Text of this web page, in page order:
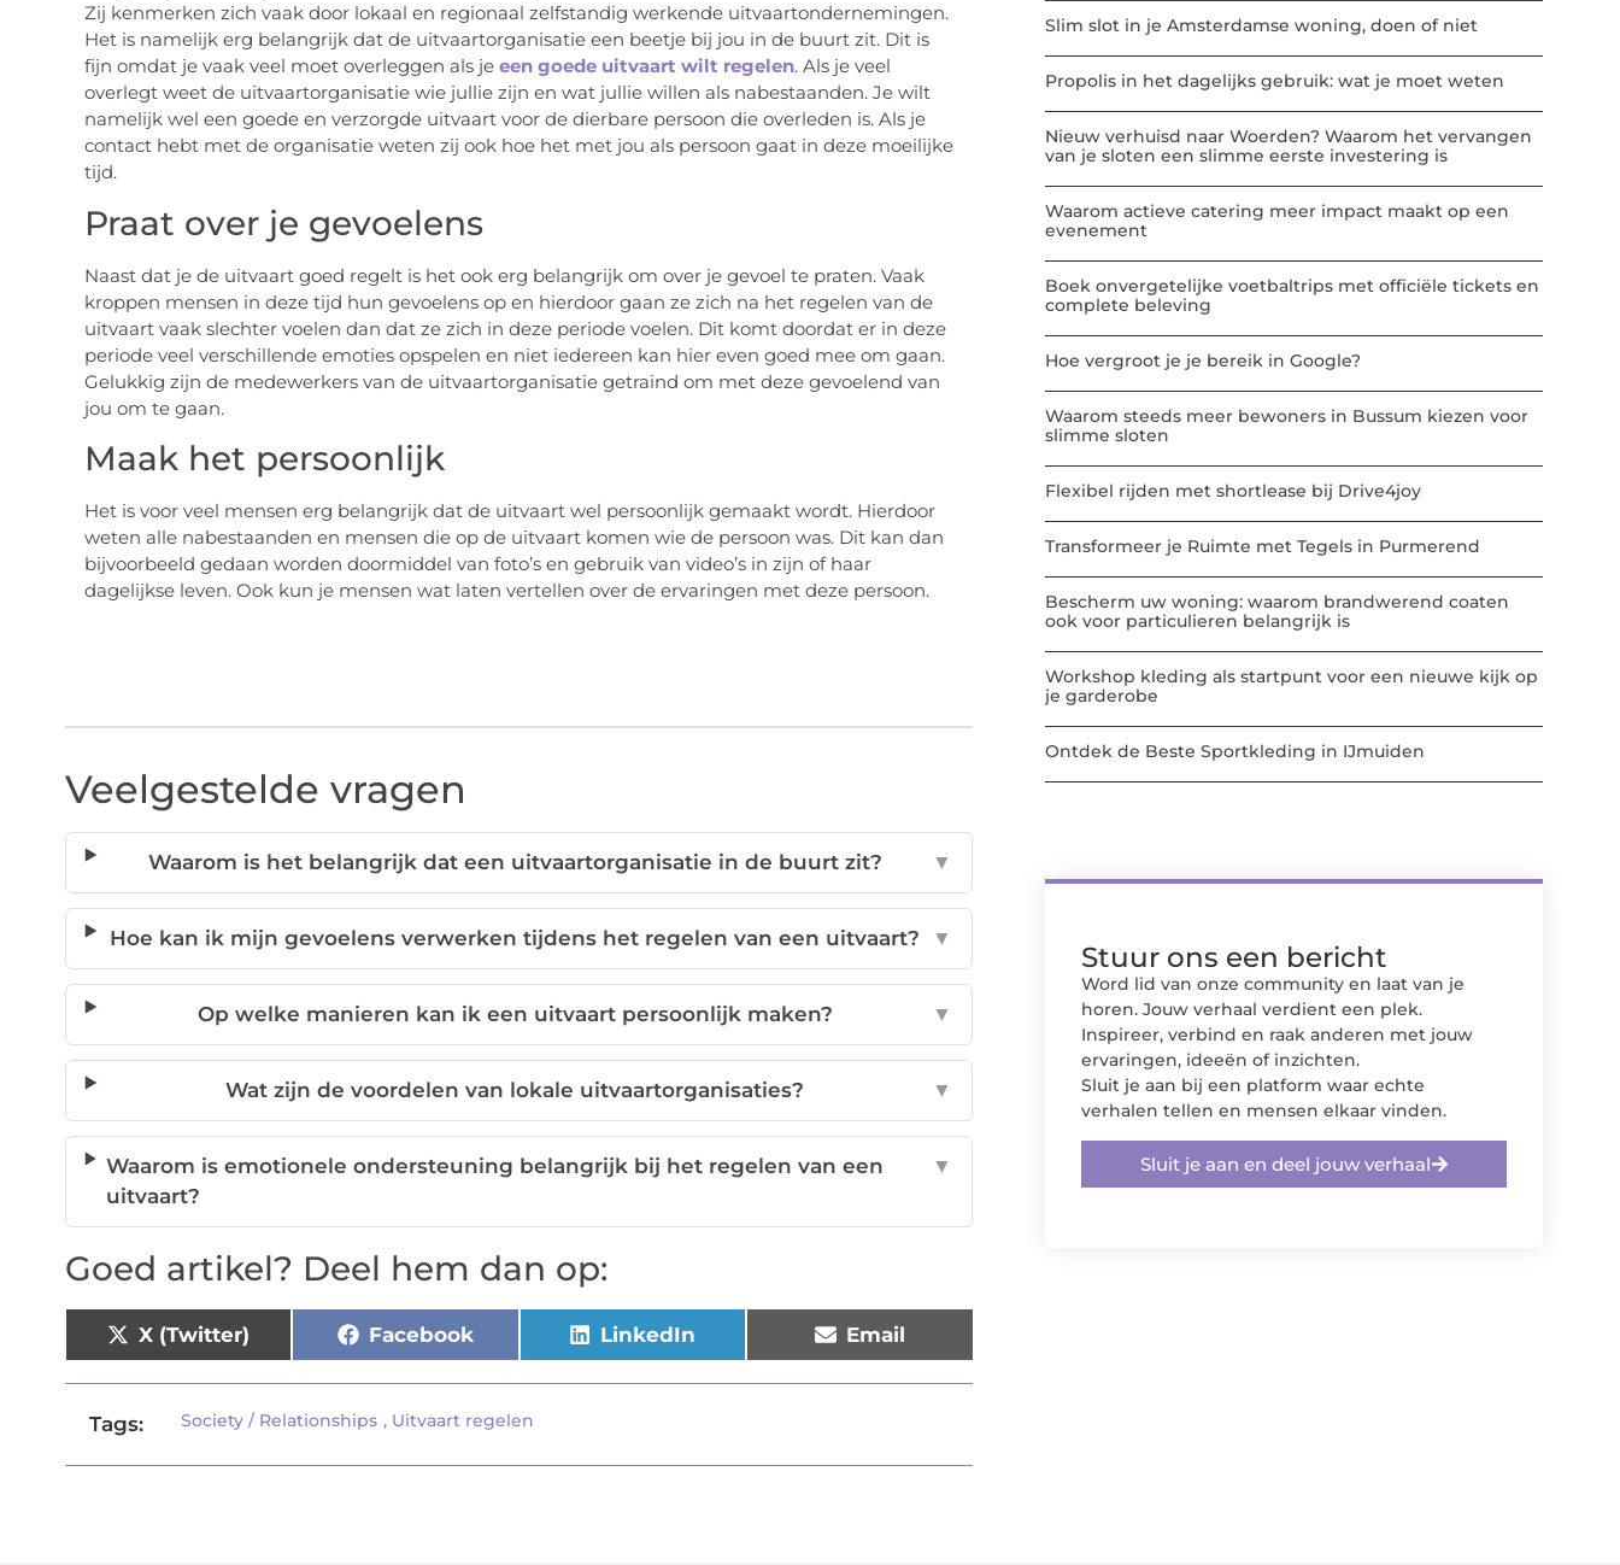
Zij kenmerken zich vaak door lokaal en regionaal zelfstandig werkende uitvaartondernemingen.
Het is namelijk erg belangrijk dat de uitvaartorganisatie een beetje bij jou in de buurt zit. Dit is
fijn omdat je vaak veel moet overleggen als je een goede uitvaart wilt regelen. Als je veel
overlegt weet de uitvaartorganisatie wie jullie zijn en wat jullie willen als nabestaanden. Je wilt
namelijk wel een goede en verzorgde uitvaart voor de dierbare persoon die overleden is. Als je
contact hebt met de organisatie weten zij ook hoe het met jou als persoon gaat in deze moeilijke
tijd.
Praat over je gevoelens
Naast dat je de uitvaart goed regelt is het ook erg belangrijk om over je gevoel te praten. Vaak
kroppen mensen in deze tijd hun gevoelens op en hierdoor gaan ze zich na het regelen van de
uitvaart vaak slechter voelen dan dat ze zich in deze periode voelen. Dit komt doordat er in deze
periode veel verschillende emoties opspelen en niet iedereen kan hier even goed mee om gaan.
Gelukkig zijn de medewerkers van de uitvaartorganisatie getraind om met deze gevoelend van
jou om te gaan.
Maak het persoonlijk
Het is voor veel mensen erg belangrijk dat de uitvaart wel persoonlijk gemaakt wordt. Hierdoor
weten alle nabestaanden en mensen die op de uitvaart komen wie de persoon was. Dit kan dan
bijvoorbeeld gedaan worden doormiddel van foto’s en gebruik van video’s in zijn of haar
dagelijkse leven. Ook kun je mensen wat laten vertellen over de ervaringen met deze persoon.
Veelgestelde vragen
Waarom is het belangrijk dat een uitvaartorganisatie in de buurt zit? ▼
Hoe kan ik mijn gevoelens verwerken tijdens het regelen van een uitvaart? ▼
Op welke manieren kan ik een uitvaart persoonlijk maken? ▼
Wat zijn de voordelen van lokale uitvaartorganisaties? ▼
Waarom is emotionele ondersteuning belangrijk bij het regelen van een
uitvaart?
▼
Goed artikel? Deel hem dan op:
X (Twitter) Facebook LinkedIn Email
Tags: Society / Relationships , Uitvaart regelen
Slim slot in je Amsterdamse woning, doen of niet
Propolis in het dagelijks gebruik: wat je moet weten
Nieuw verhuisd naar Woerden? Waarom het vervangen
van je sloten een slimme eerste investering is
Waarom actieve catering meer impact maakt op een
evenement
Boek onvergetelijke voetbaltrips met officiële tickets en
complete beleving
Hoe vergroot je je bereik in Google?
Waarom steeds meer bewoners in Bussum kiezen voor
slimme sloten
Flexibel rijden met shortlease bij Drive4joy
Transformeer je Ruimte met Tegels in Purmerend
Bescherm uw woning: waarom brandwerend coaten
ook voor particulieren belangrijk is
Workshop kleding als startpunt voor een nieuwe kijk op
je garderobe
Ontdek de Beste Sportkleding in IJmuiden
Stuur ons een bericht
Word lid van onze community en laat van je
horen. Jouw verhaal verdient een plek.
Inspireer, verbind en raak anderen met jouw
ervaringen, ideeën of inzichten.
Sluit je aan bij een platform waar echte
verhalen tellen en mensen elkaar vinden.
Sluit je aan en deel jouw verhaal